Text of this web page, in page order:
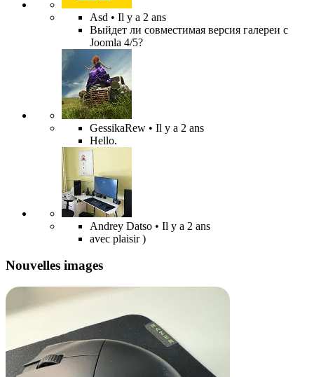
Asd • Il y a 2 ans
Выйдет ли совместимая версия галереи с
Joomla 4/5?
GessikaRew • Il y a 2 ans
Hello.
Andrey Datso • Il y a 2 ans
avec plaisir )
Nouvelles images